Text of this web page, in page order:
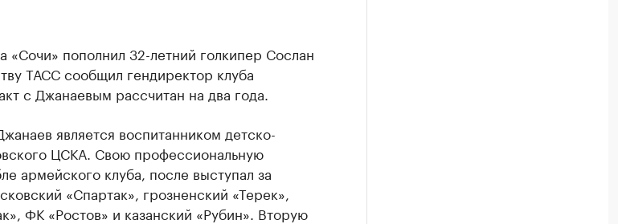
«Сочи» пополнил 32-летний голкипер Сослан
ТАСС сообщил гендиректор клуба
с Джанаевым рассчитан на два года.
является воспитанником детско-
ЦСКА. Свою профессиональную
армейского клуба, после выступал за
«Спартак», грозненский «Терек»,
ФК «Ростов» и казанский «Рубин». Вторую